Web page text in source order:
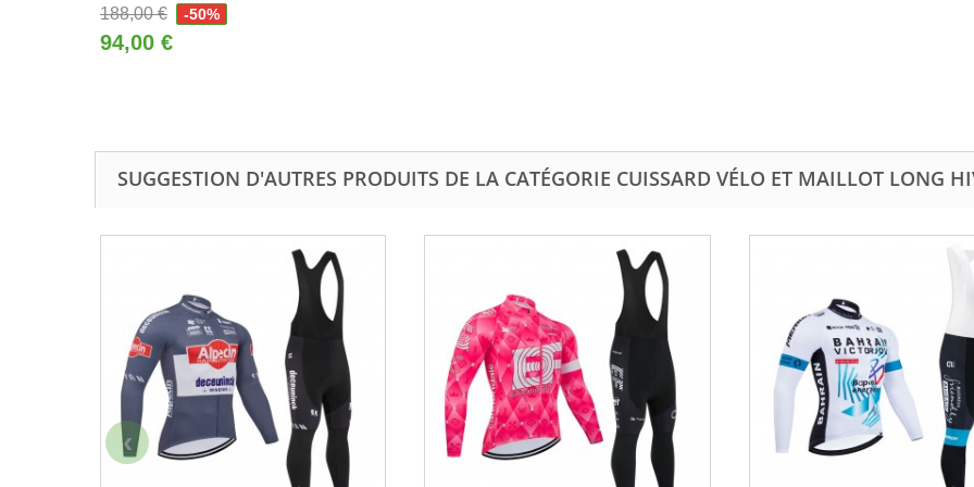
188,00 € -50%
94,00 €
SUGGESTION D'AUTRES PRODUITS DE LA CATÉGORIE CUISSARD VÉLO ET MAILLOT LONG